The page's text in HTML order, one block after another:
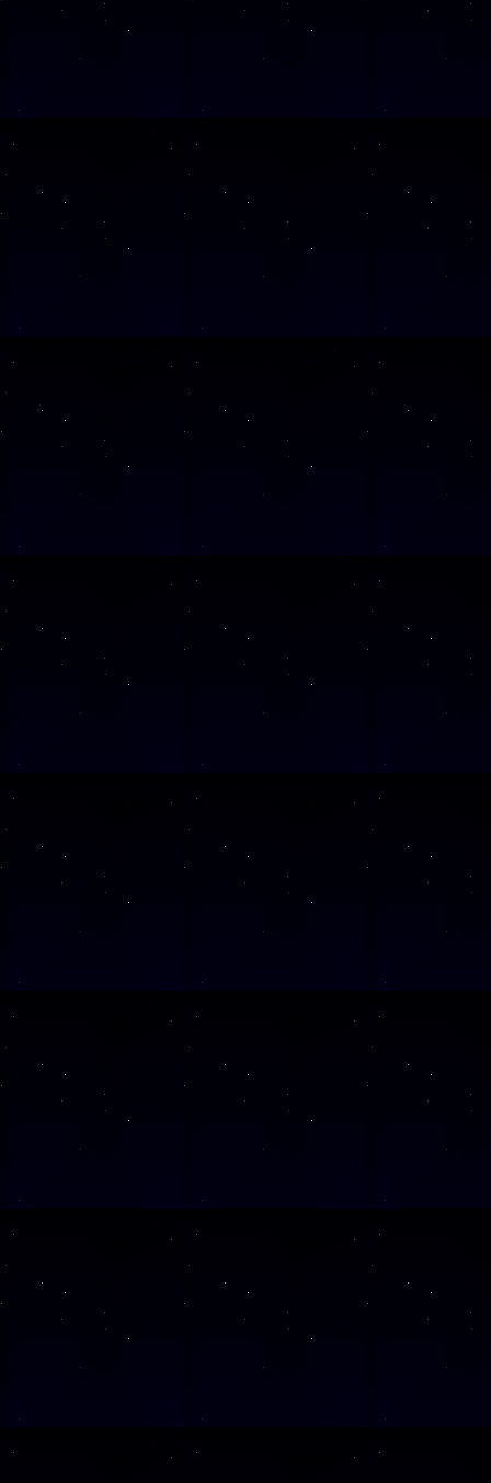
würden die
wesentlich kleiner
Anziehungskraft der
ein Kreisel kurz vorm
geraten; seine Achse
herschwanken.
Jahre würde sich die
verändern.
Polen die Tropen und
wir gehen der Frage
(ab 8 J.)
Diese
Klicken Sie Hier
Diese
SAMSTAG
SAMSTAG
Alle